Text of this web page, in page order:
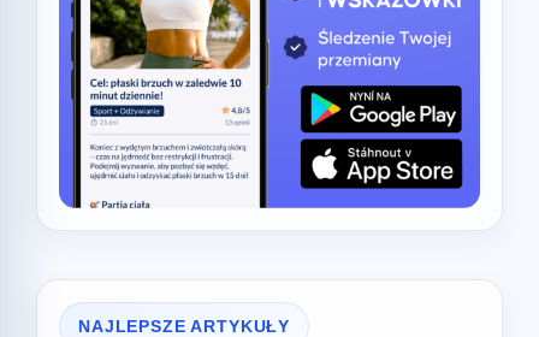
NAJLEPSZE ARTYKUŁY